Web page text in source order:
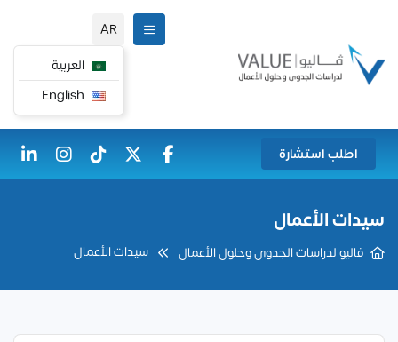
AR
العربية
اطلب استشارة
سيدات الأعمال
فاليو لدراسات الجدوى وحلول الأعمال سيدات الأعمال